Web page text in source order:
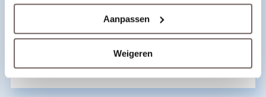
Aanpassen
Weigeren
Kunstgras kitspuit – voor kunstgras kit